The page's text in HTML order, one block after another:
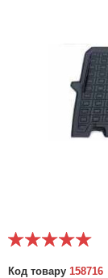
Код товару 158716